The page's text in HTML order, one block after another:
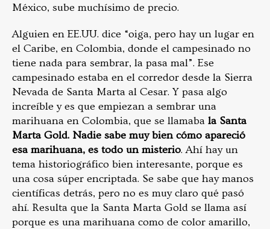
México, sube muchísimo de precio.
Alguien en EE.UU. dice “oiga, pero hay un lugar en
el Caribe, en Colombia, donde el campesinado no
tiene nada para sembrar, la pasa mal”. Ese
campesinado estaba en el corredor desde la Sierra
Nevada de Santa Marta al Cesar. Y pasa algo
increíble y es que empiezan a sembrar una
marihuana en Colombia, que se llamaba la Santa
Marta Gold. Nadie sabe muy bien cómo apareció
esa marihuana, es todo un misterio. Ahí hay un
tema historiográfico bien interesante, porque es
una cosa súper encriptada. Se sabe que hay manos
científicas detrás, pero no es muy claro qué pasó
ahí. Resulta que la Santa Marta Gold se llama así
porque es una marihuana como de color amarillo,